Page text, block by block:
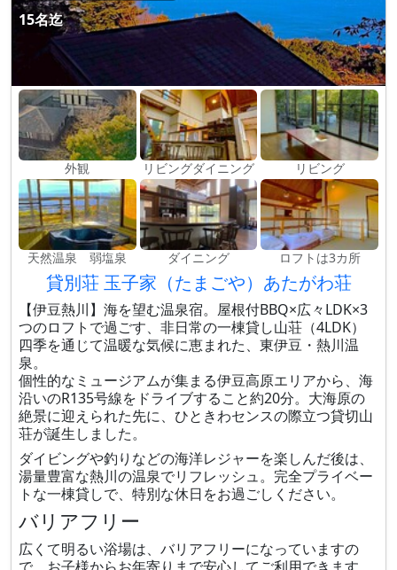
15名迄
外観 リビングダイニング リビング
天然温泉 弱塩泉 ダイニング ロフトは3カ所
貸別荘 玉子家（たまごや）あたがわ荘
【伊豆熱川】海を望む温泉宿。屋根付BBQ×広々LDK×3
つのロフトで過ごす、非日常の一棟貸し山荘（4LDK）
四季を通じて温暖な気候に恵まれた、東伊豆・熱川温
泉。
個性的なミュージアムが集まる伊豆高原エリアから、海
沿いのR135号線をドライブすること約20分。大海原の
絶景に迎えられた先に、ひときわセンスの際立つ貸切山
荘が誕生しました。
ダイビングや釣りなどの海洋レジャーを楽しんだ後は、
湯量豊富な熱川の温泉でリフレッシュ。完全プライベー
トな一棟貸しで、特別な休日をお過ごしください。
バリアフリー
広くて明るい浴場は、バリアフリーになっていますの